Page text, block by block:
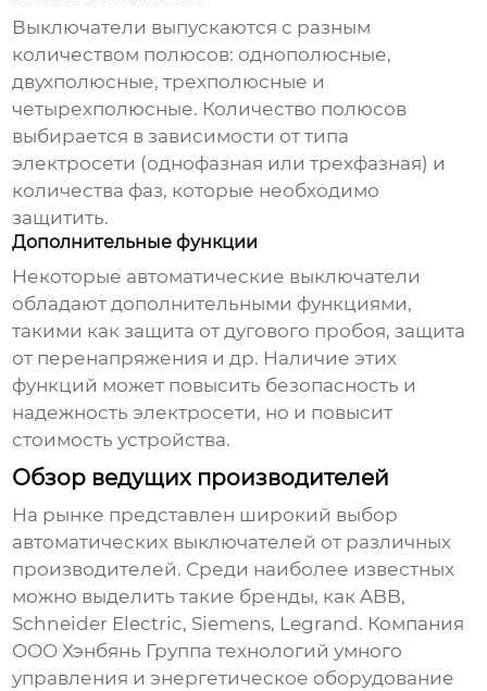
Выключатели выпускаются с разным
количеством полюсов: однополюсные,
двухполюсные, трехполюсные и
четырехполюсные. Количество полюсов
выбирается в зависимости от типа
электросети (однофазная или трехфазная) и
количества фаз, которые необходимо
защитить.
Дополнительные функции
Некоторые автоматические выключатели
обладают дополнительными функциями,
такими как защита от дугового пробоя, защита
от перенапряжения и др. Наличие этих
функций может повысить безопасность и
надежность электросети, но и повысит
стоимость устройства.
Обзор ведущих производителей
На рынке представлен широкий выбор
автоматических выключателей от различных
производителей. Среди наиболее известных
можно выделить такие бренды, как ABB,
Schneider Electric, Siemens, Legrand. Компания
ООО Хэнбянь Группа технологий умного
управления и энергетическое оборудование